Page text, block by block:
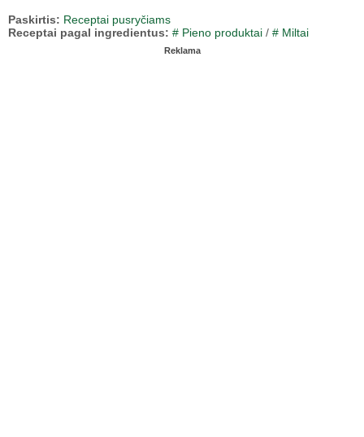
Paskirtis: Receptai pusryčiams
Receptai pagal ingredientus: # Pieno produktai / # Miltai
Reklama